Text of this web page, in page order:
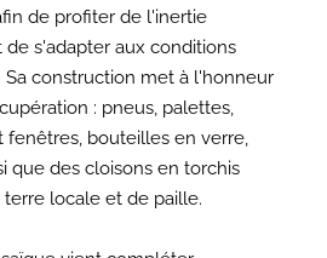
de profiter de l'inertie
s'adapter aux conditions
Sa construction met à l'honneur
: pneus, palettes,
fenêtres, bouteilles en verre,
que des cloisons en torchis
terre locale et de paille.